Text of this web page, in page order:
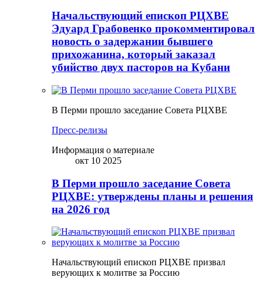
Начальствующий епископ РЦХВЕ
Эдуард Грабовенко прокомментировал
новость о задержании бывшего
прихожанина, который заказал
убийство двух пасторов на Кубани
В Перми прошло заседание Совета РЦХВЕ
Пресс-релизы
Информация о материале
окт 10 2025
В Перми прошло заседание Совета
РЦХВЕ: утверждены планы и решения
на 2026 год
Начальствующий епископ РЦХВЕ призвал
верующих к молитве за Россию